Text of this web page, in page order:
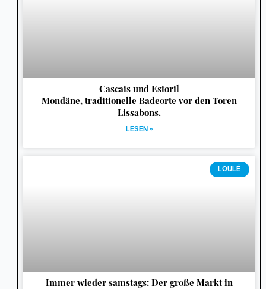
Cascais und Estoril
Mondäne, traditionelle Badeorte vor den Toren
Lissabons.
LESEN »
LOULÉ
Immer wieder samstags: Der große Markt in